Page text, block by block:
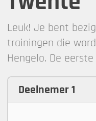
Leuk! Je bent
trainingen die
Hengelo. De
Deelnemer 1